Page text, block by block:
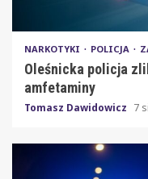
NARKOTYKI POLICJA
Oleśnicka policja
amfetaminy
Tomasz Dawidowicz 7